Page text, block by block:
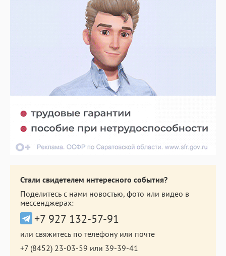
Стали свидетелем интересного события?
Поделитесь с нами новостью, фото или видео в
мессенджерах:
+7 927 132-57-91
или свяжитесь по телефону или почте
+7 (8452) 23-03-59 или 39-39-41